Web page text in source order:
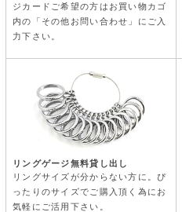
ジカードご希望の方はお買い物カゴ
内の「その他お問い合わせ」にご入
力下さい。
リングゲージ無料貸し出し
リングサイズが分からない方に。ぴ
ったりのサイズでご購入頂く為にお
気軽にご活用下さい。